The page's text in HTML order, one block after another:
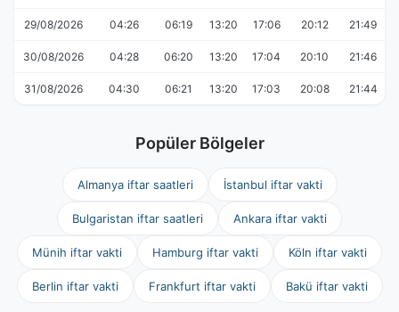
29/08/2026 04:26 06:19 13:20 17:06 20:12 21:49
30/08/2026 04:28 06:20 13:20 17:04 20:10 21:46
31/08/2026 04:30 06:21 13:20 17:03 20:08 21:44
Popüler Bölgeler
Almanya iftar saatleri İstanbul iftar vakti
Bulgaristan iftar saatleri Ankara iftar vakti
Münih iftar vakti Hamburg iftar vakti Köln iftar vakti
Berlin iftar vakti Frankfurt iftar vakti Bakü iftar vakti